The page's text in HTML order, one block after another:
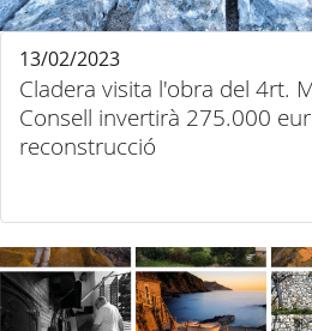
Cladera visita l'obra del 4rt.
Consell invertirà 275.000
reconstrucció
13/02/2023